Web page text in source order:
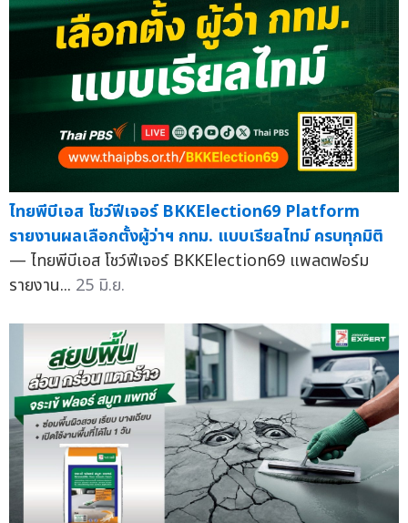
ไทยพีบีเอส โชว์ฟีเจอร์ BKKElection69 Platform
รายงานผลเลือกตั้งผู้ว่าฯ กทม. แบบเรียลไทม์ ครบทุกมิติ
— ไทยพีบีเอส โชว์ฟีเจอร์ BKKElection69 แพลตฟอร์ม
รายงาน... 25 มิ.ย.